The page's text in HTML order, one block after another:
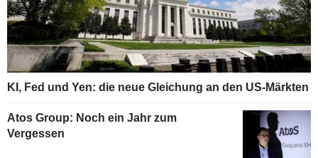
KI, Fed und Yen: die neue Gleichung an den US-Märkten
Atos Group: Noch ein Jahr zum
Vergessen